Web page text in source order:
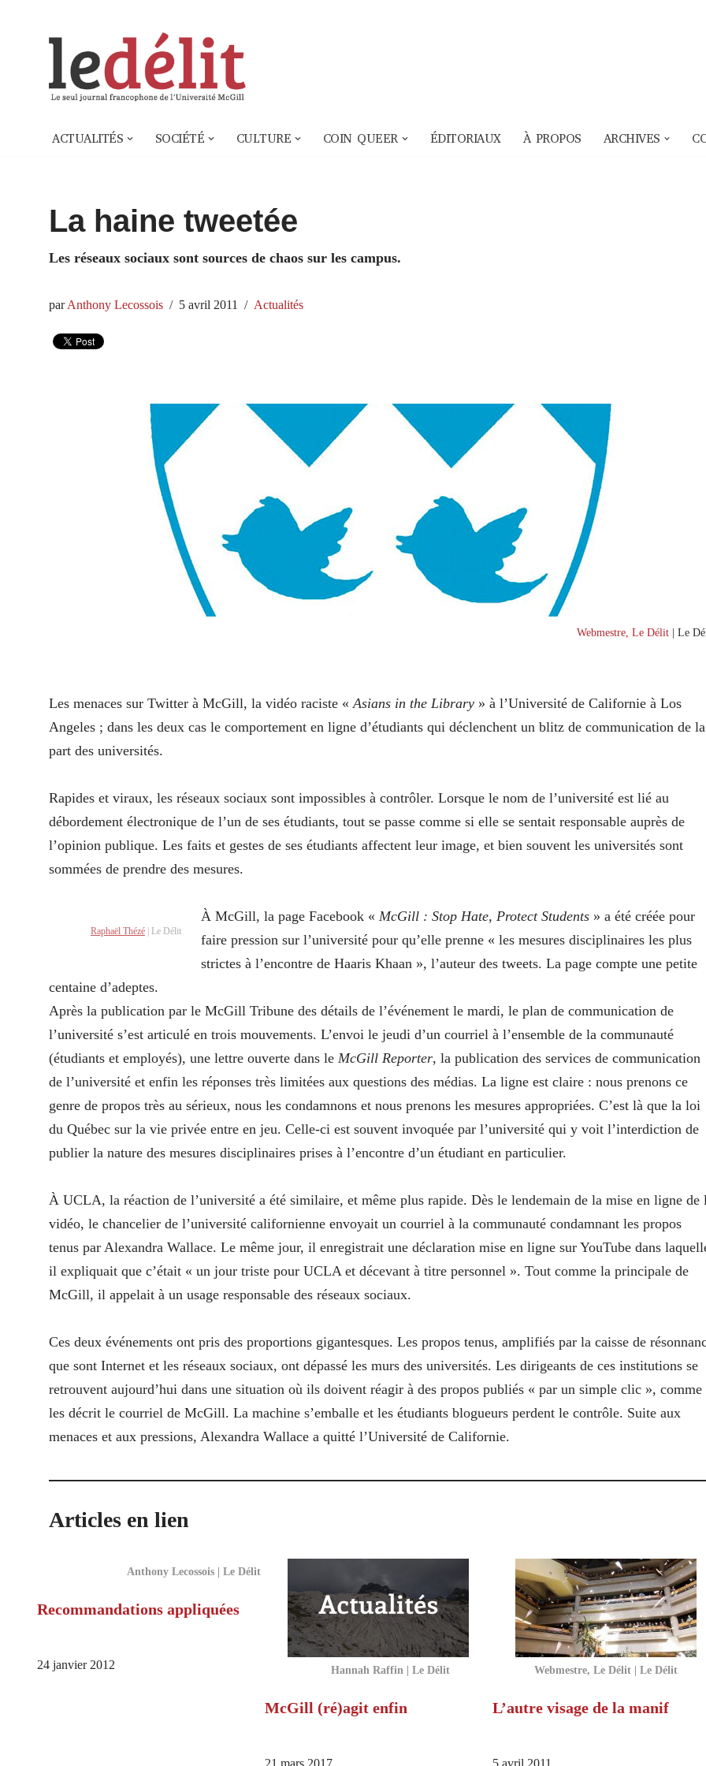
ACTUALITÉS SOCIÉTÉ CULTURE COIN QUEER ÉDITORIAUX À PROPOS ARCHIVES
La haine tweetée
Les réseaux sociaux sont sources de chaos sur les campus.
parAnthony Lecossois 5 avril 2011 Actualités
Webmestre, Le Délit | Le
Les menaces sur Twitter à McGill, la vidéo raciste «Asians in the Library » à l’Université de Californie à Los
Angeles ; dans les deux cas le comportement en ligne d’étudiants qui déclenchent un blitz de communication de la
part des universités.
Rapides et viraux, les réseaux sociaux sont impossibles à contrôler. Lorsque le nom de l’université est lié au
débordement électronique de l’un de ses étudiants, tout se passe comme si elle se sentait responsable auprès de
l’opinion publique. Les faits et gestes de ses étudiants affectent leur image, et bien souvent les universités sont
sommées de prendre des mesures.
Raphaël Thézé | Le Délit
À McGill, la page Facebook « McGill : Stop Hate, Protect Students » a été créée pour
faire pression sur l’université pour qu’elle prenne « les mesures disciplinaires les plus
strictes à l’encontre de Haaris Khaan », l’auteur des tweets. La page compte une petite
centaine d’adeptes.
Après la publication par le McGill Tribune des détails de l’événement le mardi, le plan de communication de
l’université s’est articulé en trois mouvements. L’envoi le jeudi d’un courriel à l’ensemble de la communauté
(étudiants et employés), une lettre ouverte dans le McGill Reporter, la publication des services de communication
de l’université et enfin les réponses très limitées aux questions des médias. La ligne est claire : nous prenons ce
genre de propos très au sérieux, nous les condamnons et nous prenons les mesures appropriées. C’est là que la loi
du Québec sur la vie privée entre en jeu. Celle-ci est souvent invoquée par l’université qui y voit l’interdiction de
publier la nature des mesures disciplinaires prises à l’encontre d’un étudiant en particulier.
À UCLA, la réaction de l’université a été similaire, et même plus rapide. Dès le lendemain de la mise en ligne de
vidéo, le chancelier de l’université californienne envoyait un courriel à la communauté condamnant les propos
tenus par Alexandra Wallace. Le même jour, il enregistrait une déclaration mise en ligne sur YouTube dans
il expliquait que c’était « un jour triste pour UCLA et décevant à titre personnel ». Tout comme la principale de
McGill, il appelait à un usage responsable des réseaux sociaux.
Ces deux événements ont pris des proportions gigantesques. Les propos tenus, amplifiés par la caisse de
que sont Internet et les réseaux sociaux, ont dépassé les murs des universités. Les dirigeants de ces institutions se
retrouvent aujourd’hui dans une situation où ils doivent réagir à des propos publiés « par un simple clic », comme
les décrit le courriel de McGill. La machine s’emballe et les étudiants blogueurs perdent le contrôle. Suite aux
menaces et aux pressions, Alexandra Wallace a quitté l’Université de Californie.
Articles en lien
Anthony Lecossois | Le Délit
Recommandations appliquées
24 janvier 2012 Hannah Raffin | Le Délit
McGill (ré)agit enfin
Webmestre, Le Délit | Le Délit
L’autre visage de la manif